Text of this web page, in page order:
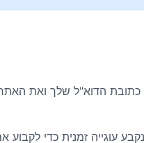
הדוא"ל שלך ואת